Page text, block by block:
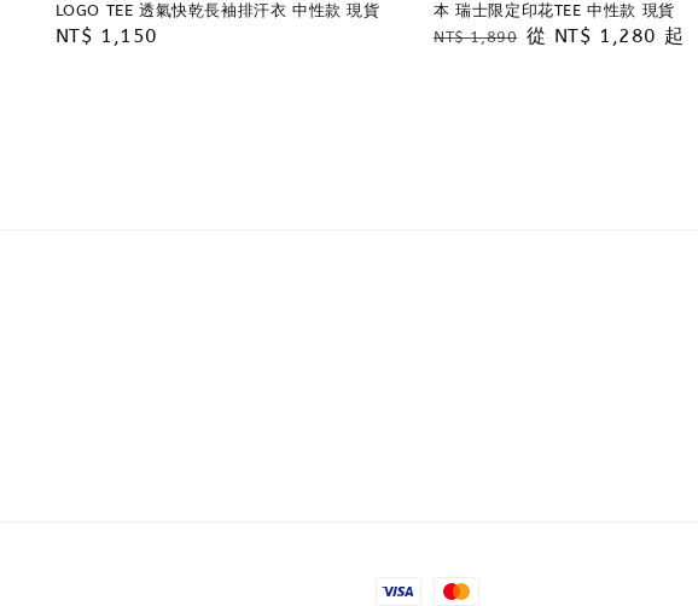
LOGO TEE 透氣快乾長袖排汗衣 中性款 現貨
Regular
NT$ 1,150
本 瑞士限定印花TEE 中性款 現貨
Regular
NT$ 1,890 Sale
從 NT$ 1,280 起